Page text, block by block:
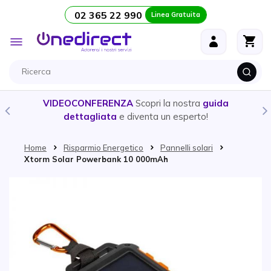
Salta al contenuto 02 365 22 990 Linea Gratuita
Toggle
Nav
VIDEOCONFERENZA Scopri la nostra guida
dettagliata e diventa un esperto!
Home Risparmio Energetico
Pannelli solari
Xtorm Solar Powerbank 10 000mAh